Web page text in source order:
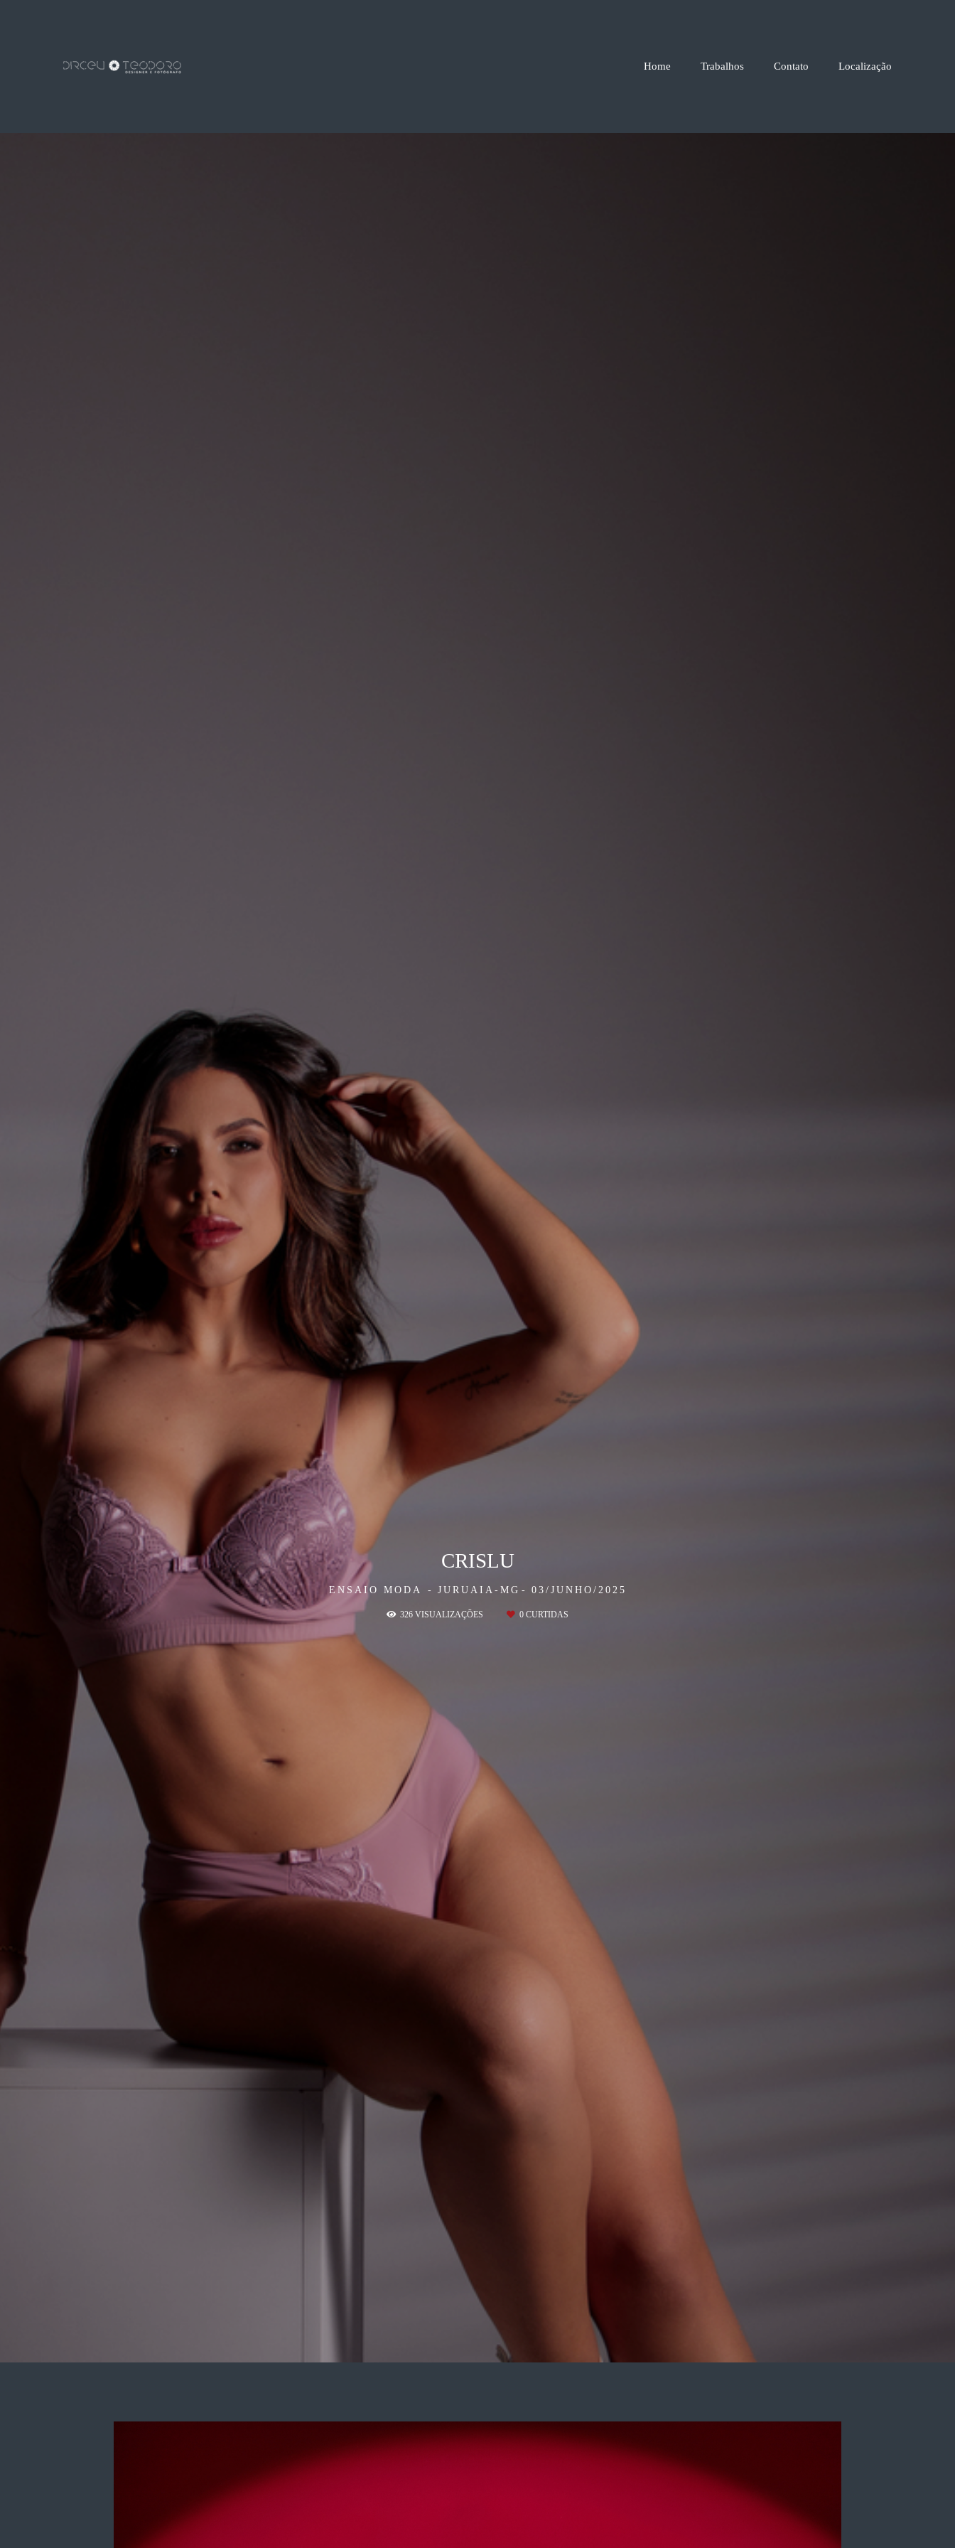
Home Trabalhos Contato Localização
ENSAIO MODA JURUAIA-MG 03/JUNHO/2025
CRISLU
326 VISUALIZAÇÕES 0 CURTIDAS